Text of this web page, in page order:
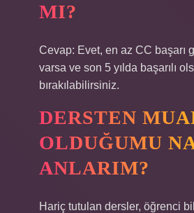
MI?
Cevap: Evet, en az CC başarı
varsa ve son 5 yılda başarılı
bırakılabilirsiniz.
DERSTEN
OLDUĞUMU
ANLARIM?
Hariç tutulan dersler, öğrenci